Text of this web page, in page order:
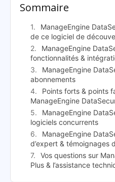
Sommaire
ManageEngine
de ce logiciel de
ManageEngine
fonctionnalités &
ManageEngine
abonnements
Points forts & points
ManageEngine
ManageEngine
logiciels concurrents
ManageEngine
d’expert & témoignages
Vos questions sur
Plus & l’assistance